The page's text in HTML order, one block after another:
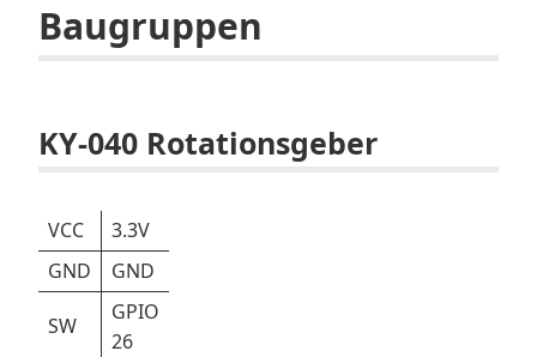
Baugruppen
KY-040 Rotationsgeber
VCC
3.3V
GND
GND
SW
GPIO
26